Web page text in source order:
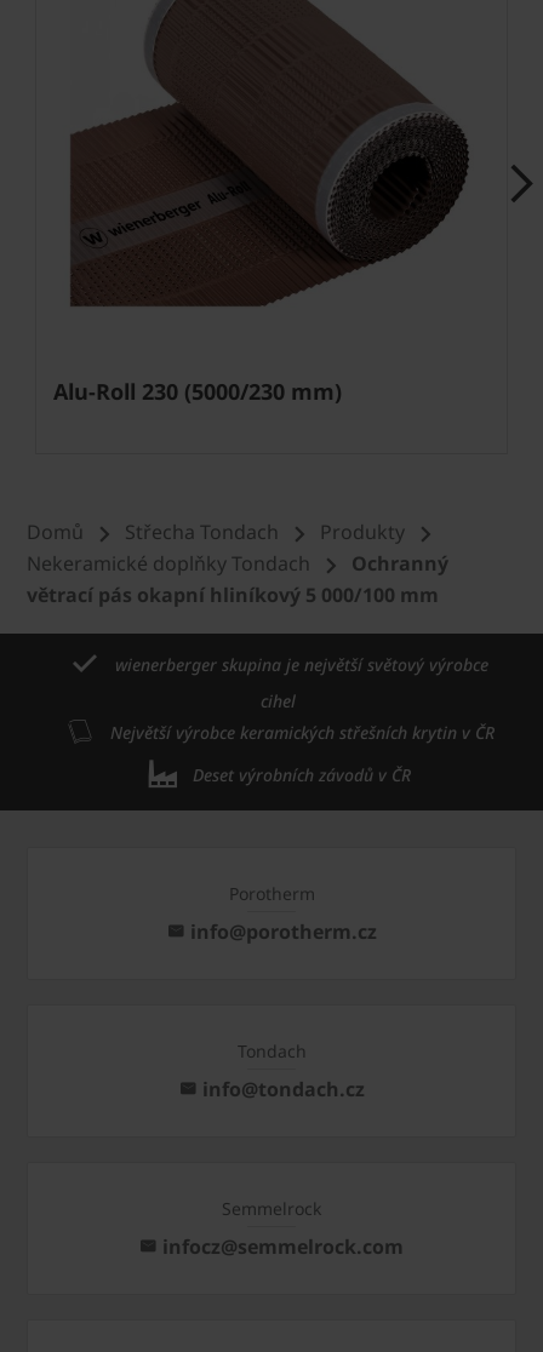
Alu-Roll 230 (5000/230 mm)
Next
Domů Střecha Tondach
Produkty
Nekeramické doplňky Tondach
Ochranný
větrací pás okapní hliníkový 5 000/100 mm
wienerberger skupina je největší světový výrobce
cihel
Největší výrobce keramických střešních krytin v ČR
Deset výrobních závodů v ČR
Porotherm
info@porotherm.cz
Tondach
info@tondach.cz
Semmelrock
infocz@semmelrock.com